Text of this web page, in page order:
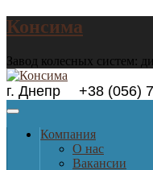
Консима
Завод колесных систем:
г. Днепр +38 (056)
Компания
О нас
Вакансии